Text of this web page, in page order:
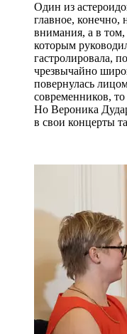
Один из
главное, конечно,
внимания, а в том,
которым
гастролировала,
чрезвычайно
повернулась
современников,
Но Вероника
в свои концерты